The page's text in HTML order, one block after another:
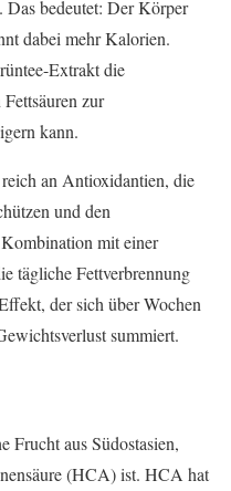
bedeutet: Der Körper
dabei mehr Kalorien.
Extrakt die
zur
kann.
an Antioxidantien, die
und den
mit einer
tägliche Fettverbrennung
der sich über Wochen
summiert.
Frucht aus Südostasien,
(HCA) ist. HCA hat